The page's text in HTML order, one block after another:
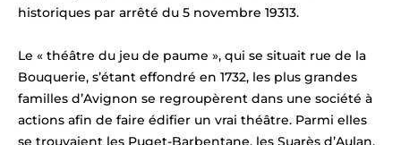
historiques par arrêté du 5 novembre 19313.
Le « théâtre du jeu de paume », qui se situait rue de la
Bouquerie, s’étant effondré en 1732, les plus grandes
familles d’Avignon se regroupèrent dans une société à
actions afin de faire édifier un vrai théâtre. Parmi elles
se trouvaient les Puget-Barbentane, les Suarès d’Aulan,